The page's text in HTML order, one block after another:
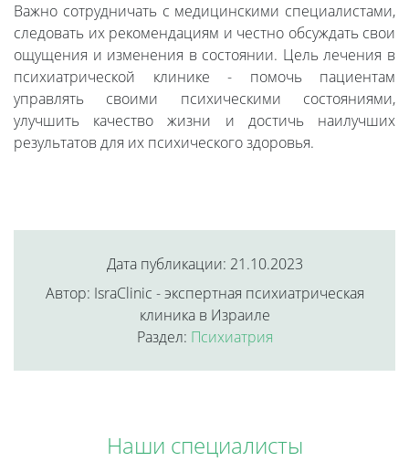
Важно сотрудничать с медицинскими специалистами,
следовать их рекомендациям и честно обсуждать свои
ощущения и изменения в состоянии. Цель лечения в
психиатрической клинике - помочь пациентам
управлять своими психическими состояниями,
улучшить качество жизни и достичь наилучших
результатов для их психического здоровья.
Дата публикации: 21.10.2023
Автор: IsraClinic - экспертная психиатрическая
клиника в Израиле
Раздел: Психиатрия
Наши специалисты